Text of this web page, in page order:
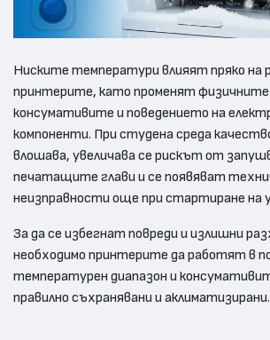
Ниските температури влияят пряко на
принтерите, като променят физичните
консумативите и поведението на
компоненти. При студена среда
влошава, увеличава се рискът от
печатащите глави и се появяват
неизправности още при стартиране на
За да се избегнат повреди и излишни
необходимо принтерите да работят в
температурен диапазон и
правилно съхранявани и аклиматизирани.